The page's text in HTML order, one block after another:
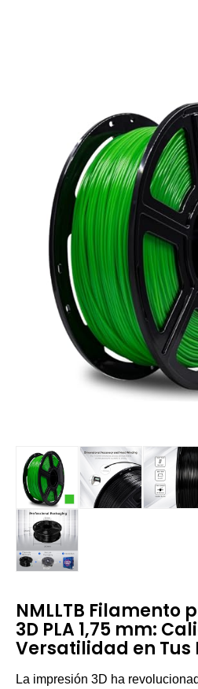
NMLLTB Filamento
3D PLA 1,75 mm:
Versatilidad en Tus
La impresión 3D ha